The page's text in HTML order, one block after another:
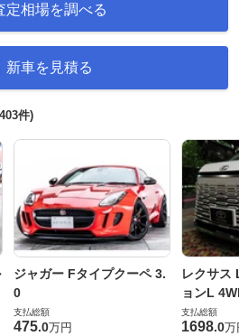
定相場を調べる
新車を見積る
件)
ジャガー Fタイプクーペ 3.
0
支払総額
475.0万円
レクサス
ョンL
支払総額
1698.0万